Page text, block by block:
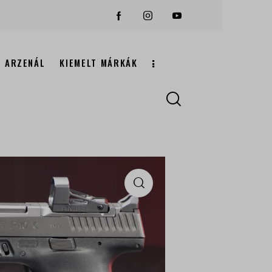
ARZENÁL KIEMELT MÁRKÁK